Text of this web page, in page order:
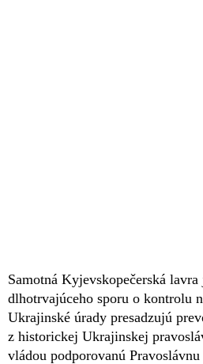
Samotná Kyjevskopečerská lavra
dlhotrvajúceho sporu o kontrolu
Ukrajinské úrady presadzujú
z historickej Ukrajinskej
vládou podporovanú